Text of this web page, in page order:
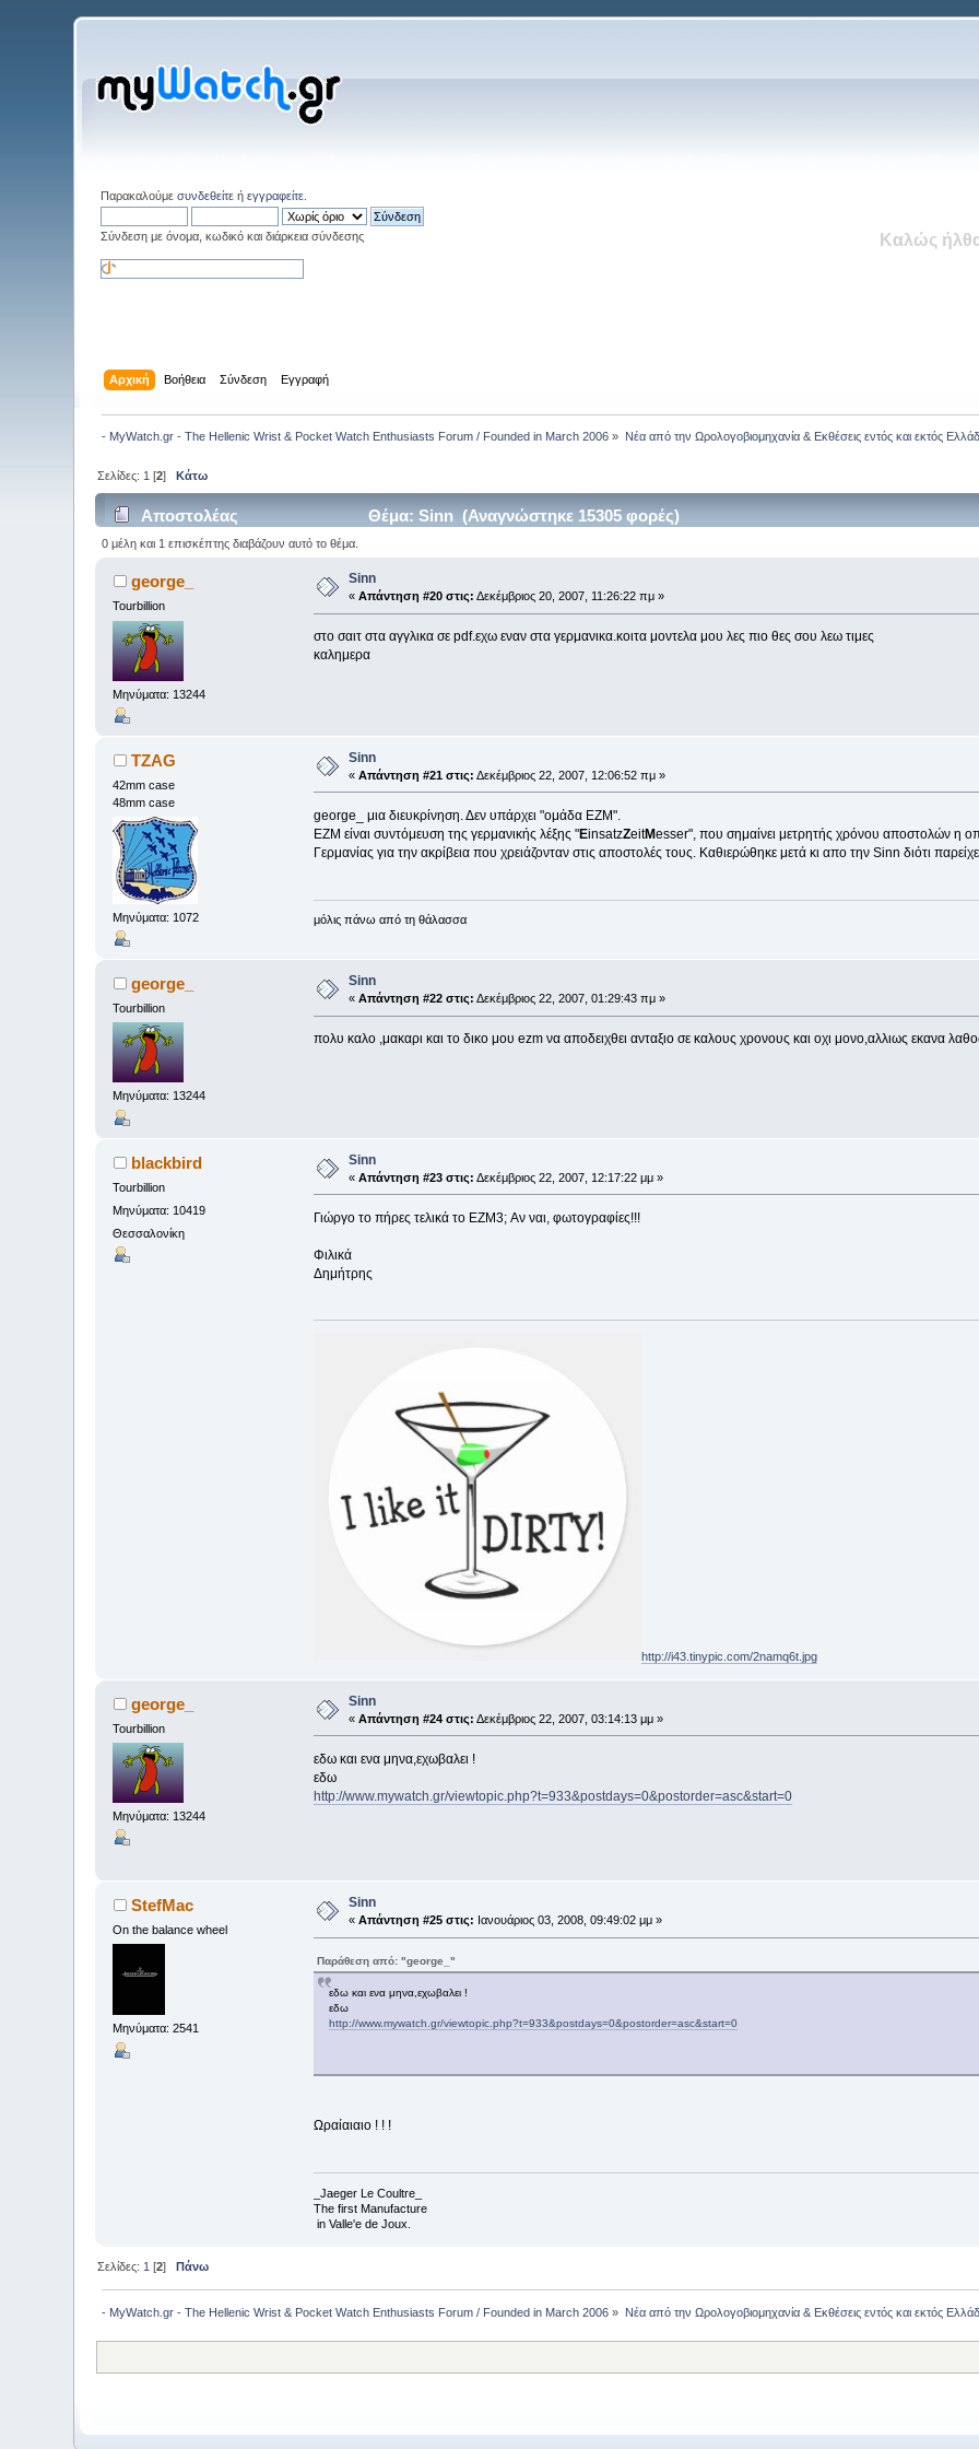
Παρακαλούμεσυνδεθείτε ήεγγραφείτε
Σύνδεση με όνομα, κωδικό και διάρκεια σύνδεσης Καλώς
Αρχική Βοήθεια Σύνδεση Εγγραφή
- MyWatch.gr - The Hellenic Wrist & Pocket Watch Enthusiasts Forum / Founded in March 2006 » Νέα από την Ωρολογοβιομηχανία & Εκθέσεις εντός και εκτός
Σελίδες: 1 [2]Κάτω
Αποστολέας Θέμα: Sinn (Αναγνώστηκε 15305 φορές)
0 μέλη και 1 επισκέπτης διαβάζουν αυτό το θέμα.
george_
Tourbillion
Μηνύματα: 13244
Sinn
«Απάντηση #20 στις: Δεκέμβριος 20, 2007, 11:26:22 πμ »
στο σαιτ στα αγγλικα σε pdf.εχω εναν στα γερμανικα.κοιτα μοντελα μου λες πιο θες σου λεω τιμες
καλημερα
TZAG
42mm case
48mm case
Μηνύματα: 1072
Sinn
«Απάντηση #21 στις: Δεκέμβριος 22, 2007, 12:06:52 πμ »
george_ μια διευκρίνηση. Δεν υπάρχει "ομάδα ΕΖΜ".
ΕΖΜ είναι συντόμευση της γερμανικής λέξης "EinsatzZeitMesser", που σημαίνει μετρητής χρόνου αποστολών η
Γερμανίας για την ακρίβεια που χρειάζονταν στις αποστολές τους. Καθιερώθηκε μετά κι απο την Sinn διότι
μόλις πάνω από τη θάλασσα
george_
Tourbillion
Μηνύματα: 13244
Sinn
«Απάντηση #22 στις: Δεκέμβριος 22, 2007, 01:29:43 πμ »
πολυ καλο ,μακαρι και το δικο μου ezm να αποδειχθει ανταξιο σε καλους χρονους και οχι μονο,αλλιως εκανα
blackbird
Tourbillion
Μηνύματα: 10419
Θεσσαλονίκη
Sinn
«Απάντηση #23 στις: Δεκέμβριος 22, 2007, 12:17:22 μμ »
Γιώργο το πήρες τελικά το EZM3; Αν ναι, φωτογραφίες!!!
Φιλικά
Δημήτρης
http://i43.tinypic.com/2namq6t.jpg
george_
Tourbillion
Μηνύματα: 13244
Sinn
«Απάντηση #24 στις: Δεκέμβριος 22, 2007, 03:14:13 μμ »
εδω και ενα μηνα,εχωβαλει !
εδω
http://www.mywatch.gr/viewtopic.php?t=933&postdays=0&postorder=asc&start=0
StefMac
On the balance wheel
Μηνύματα: 2541
Sinn
«Απάντηση #25 στις: Ιανουάριος 03, 2008, 09:49:02 μμ »
Παράθεση από: "george_"
εδω και ενα μηνα,εχωβαλει !
εδω
http://www.mywatch.gr/viewtopic.php?t=933&postdays=0&postorder=asc&start=0
Ωραίαιαιο ! ! !
_Jaeger Le Coultre_
The first Manufacture
in Valle'e de Joux.
Σελίδες: 1 [2]Πάνω
- MyWatch.gr - The Hellenic Wrist & Pocket Watch Enthusiasts Forum / Founded in March 2006 » Νέα από την Ωρολογοβιομηχανία & Εκθέσεις εντός και εκτός